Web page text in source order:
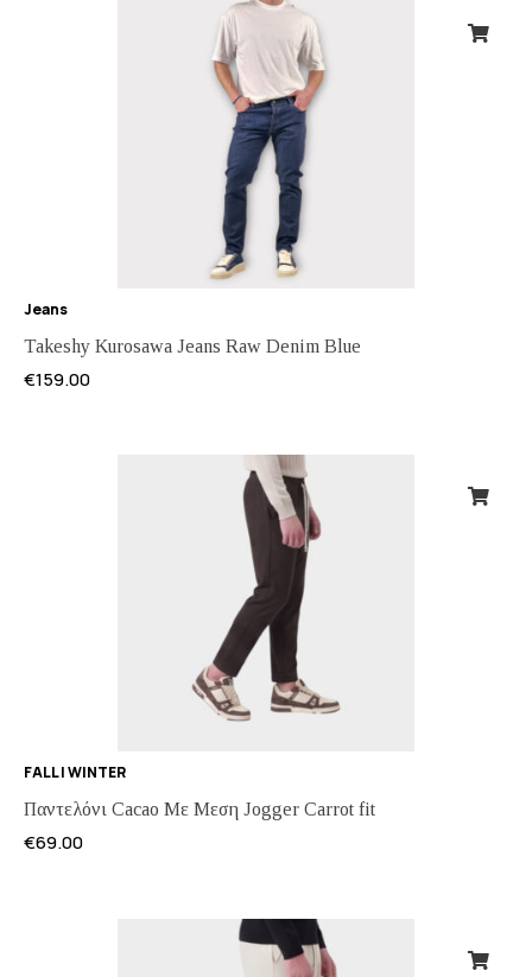
Jeans
Takeshy Kurosawa Jeans Raw Denim Blue
€159.00
FALL | WINTER
Παντελόνι Cacao Με Μεση Jogger Carrot fit
€69.00